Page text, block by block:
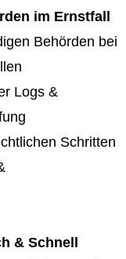
im Ernstfall
Behörden bei
Logs &
Schritten
& Schnell